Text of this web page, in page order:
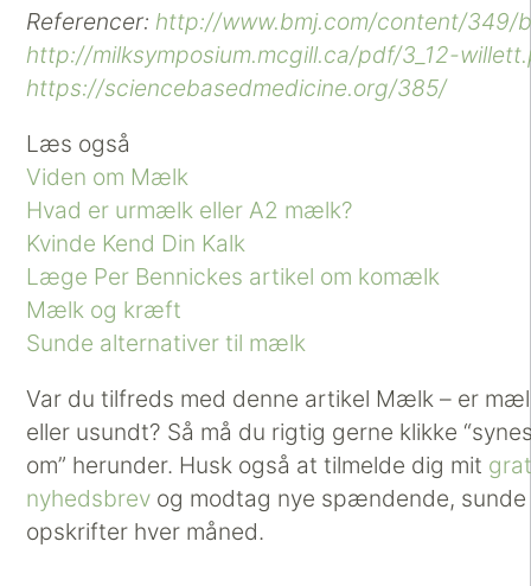
Referencer:http://www.bmj.com/content/349/
http://milksymposium.mcgill.ca/pdf/3_12-
https://sciencebasedmedicine.org/385/
Læs også
Viden om Mælk
Hvad er urmælk eller A2 mælk?
Kvinde Kend Din Kalk
Læge Per Bennickes artikel om komælk
Mælk og kræft
Sunde alternativer til mælk
Var du tilfreds med denne artikel Mælk – er
eller usundt? Så må du rigtig gerne klikke
om” herunder. Husk også at tilmelde dig mit
nyhedsbrev og modtag nye spændende, sunde
opskrifter hver måned.